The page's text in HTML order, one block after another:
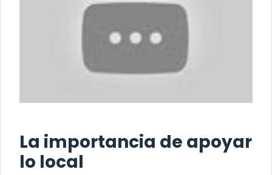
La importancia de apoyar
lo local